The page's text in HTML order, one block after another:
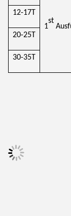
1
st
12-17T
20-25T
30-35T